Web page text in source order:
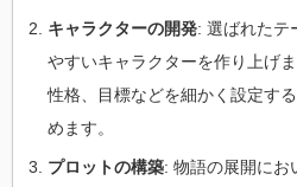
キャラクターの開発: 選ばれたテ
やすいキャラクターを作り上げ
性格、目標などを細かく設定す
めます。
プロットの構築: 物語の展開にお